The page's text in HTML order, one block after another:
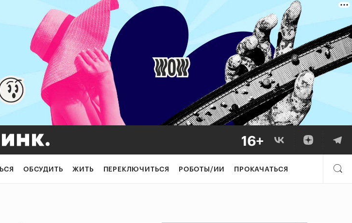
ОБСУДИТЬ ЖИТЬ ПЕРЕКЛЮЧИТЬСЯ РОБОТЫ/ИИ ПРОКАЧАТЬСЯ